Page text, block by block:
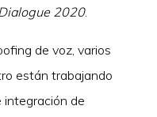
2020.
de voz, varios
están trabajando
integración de